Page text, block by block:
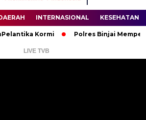
INTERNASIONAL KESEHATAN
Kormi Polres Binjai
LIVE TVB